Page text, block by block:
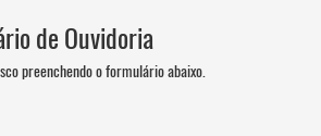
de Ouvidoria
preenchendo o formulário abaixo.